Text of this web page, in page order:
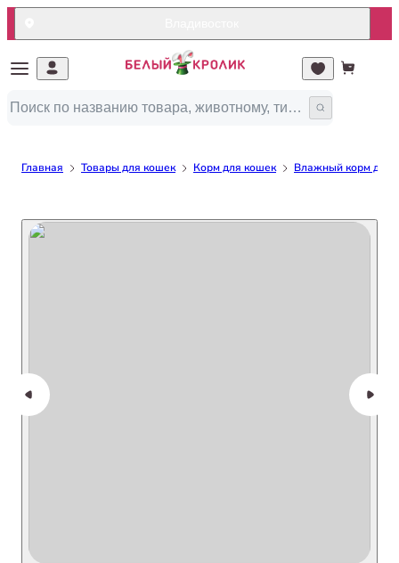
Главная Товары для кошек Корм для кошек Влажный корм для